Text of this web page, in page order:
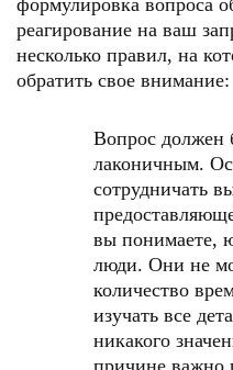
формулировка вопроса
реагирование на ваш
несколько правил, на
обратить свое внимание:
Вопрос должен
лаконичным.
сотрудничать
вы понимаете,
люди. Они не
количество
изучать все
никакого
причине важно